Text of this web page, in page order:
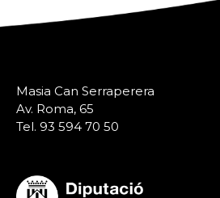
Masia Can Serraperera
Av. Roma, 65
Tel. 93 594 70 50